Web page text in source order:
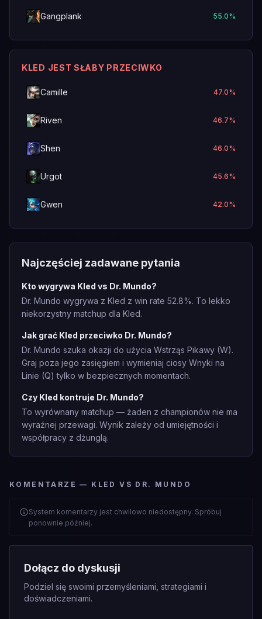
Gangplank 55.0%
KLED JEST SŁABY PRZECIWKO
Camille 47.0%
Riven 46.7%
Shen 46.0%
Urgot 45.6%
Gwen 42.0%
Najczęściej zadawane pytania
Kto wygrywa Kled vs Dr. Mundo?
Dr. Mundo wygrywa z Kled z win rate 52.8%. To lekko
niekorzystny matchup dla Kled.
Jak grać Kled przeciwko Dr. Mundo?
Dr. Mundo szuka okazji do użycia Wstrząs Pikawy (W).
Graj poza jego zasięgiem i wymieniaj ciosy Wnyki na
Linie (Q) tylko w bezpiecznych momentach.
Czy Kled kontruje Dr. Mundo?
To wyrównany matchup — żaden z championów nie ma
wyraźnej przewagi. Wynik zależy od umiejętności i
współpracy z dżunglą.
KOMENTARZE — KLED VS DR. MUNDO
System komentarzy jest chwilowo niedostępny. Spróbuj
ponownie później.
Dołącz do dyskusji
Podziel się swoimi przemyśleniami, strategiami i
doświadczeniami.